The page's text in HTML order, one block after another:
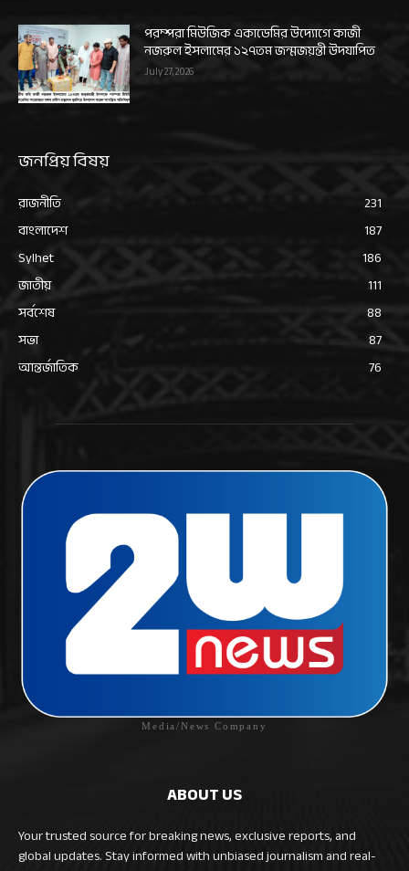
পরম্পরা মিউজিক একাডেমির উদ্যোগে কাজী
নজরুল ইসলামের ১২৭তম জন্মজয়ন্তী উদযাপিত
July 27, 2026
জনপ্রিয় বিষয়
রাজনীতি
231
বাংলাদেশ
187
Sylhet
186
জাতীয়
111
সর্বশেষ
88
সভা
87
আন্তর্জাতিক
76
Media/News Company
ABOUT US
Your trusted source for breaking news, exclusive reports, and
global updates. Stay informed with unbiased journalism and real-